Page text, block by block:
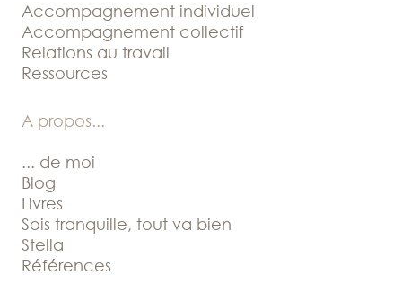
Accompagnement individuel
Accompagnement collectif
Relations au travail
Ressources
A propos...
... de moi
Blog
Livres
Sois tranquille, tout va bien
Stella
Références